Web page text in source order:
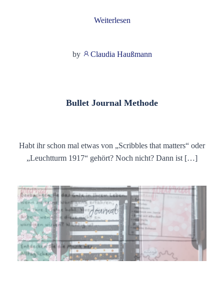
Weiterlesen
by Claudia Haußmann
Bullet Journal Methode
Habt ihr schon mal etwas von „Scribbles that matters“ oder
„Leuchtturm 1917“ gehört? Noch nicht? Dann ist […]